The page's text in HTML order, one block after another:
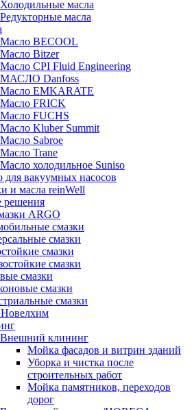
Холодильные масла
Редукторные масла
Масло BECOOL
Масло Bitzer
Масло CPI Fluid Engineering
МАСЛО Danfoss
Масло EMKARATE
Масло FRICK
Масло FUCHS
Масло Kluber Summit
Масло Sabroe
Масло Trane
Масло холодильное Suniso
для вакуумных насосов
и масла reinWell
решения
ARGO
смазки
смазки
смазки
смазки
смазки
смазки
смазки
Внешний клининг
Мойка фасадов и витрин зданий
Уборка и чистка после
строительных работ
Мойка памятников, переходов
дорог